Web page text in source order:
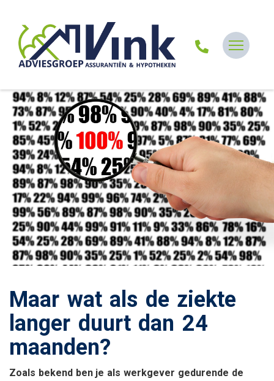
Maar wat als de ziekte
langer duurt dan 24
maanden?
Zoals bekend ben je als werkgever gedurende de